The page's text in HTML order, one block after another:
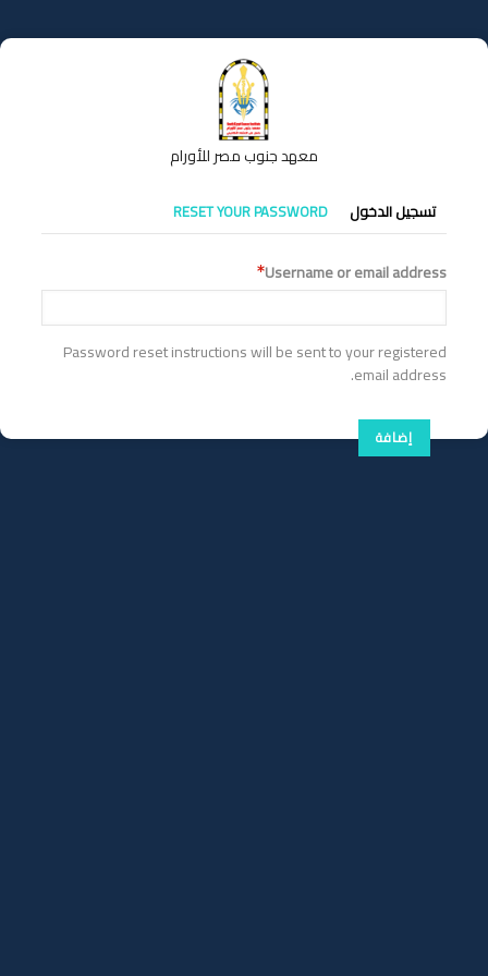
إلى
المحتوى
معهد جنوب مصر للأورام
التبويبات
الأساسية
تسجيل الدخول RESET YOUR PASSWORD
Username or email address
Password reset instructions will be sent to your registered
email address.